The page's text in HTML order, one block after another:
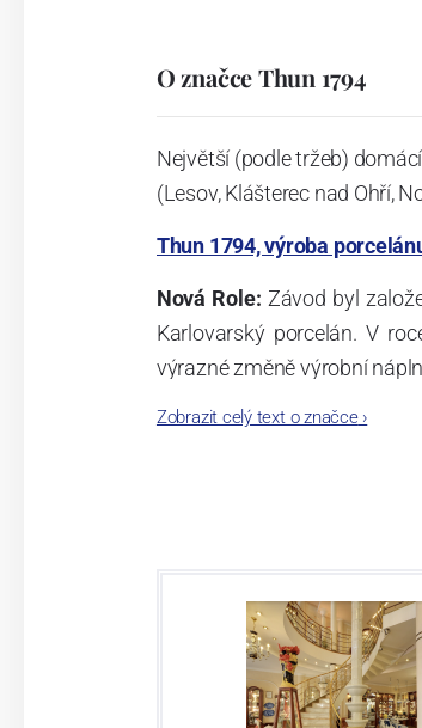
O značce Thun 1794
Největší (podle tržeb)
(Lesov, Klášterec nad Ohří,
Thun 1794, výroba
Nová Role: Závod byl
Karlovarský porcelán. V
výrazné změně výrobní
Klášterec nad Ohří:
Zobrazit celý text o značce›